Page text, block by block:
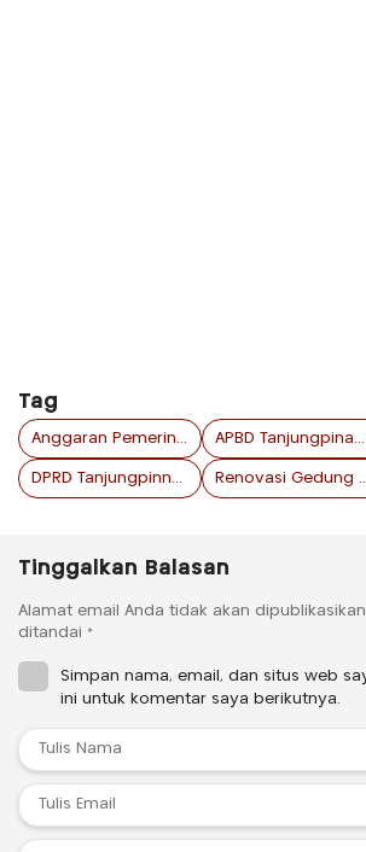
Tag
Anggaran Pemerintah Daerah APBD Tanjungpinang
DPRD Tanjungpinnag Renovasi
Tinggalkan Balasan
Alamat email Anda tidak akan
ditandai *
Simpan nama, email, dan situs web
ini untuk komentar saya berikutnya.